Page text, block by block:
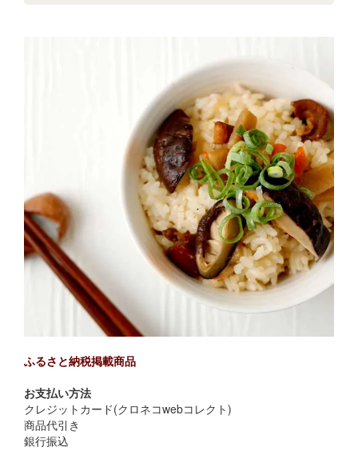
ふるさと納税掲載商品
お支払い方法
クレジットカード(クロネコwebコレクト)
商品代引き
銀行振込